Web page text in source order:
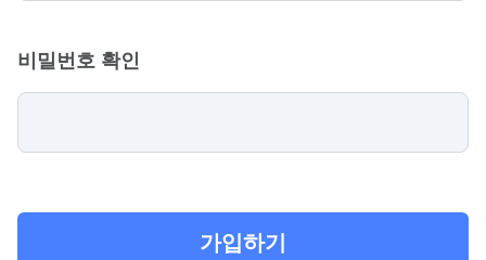
비밀번호 확인
가입하기